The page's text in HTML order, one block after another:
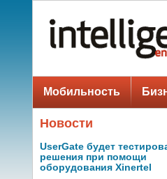
Мобильность
Новости
UserGate будет
решения при помощи
оборудования Xinertel